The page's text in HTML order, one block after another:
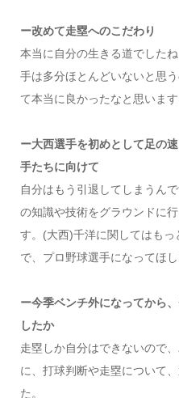
ー改めて走塁へのこだわり
本当に自分の生きる道でした
手は多分ほとんどいないと思
て本当に良かったなと思います
ー大西選手を初めとして足の
手たちに向けて
自分はもう引退してしまうん
の知識や技術をグラウンドに
す。(大西)千洋に関してはも
で、プロ野球選手になってほし
ー今季ベンチ外になってから
したか
走塁しか自分はできないので
に、打球判断や走塁について
た。